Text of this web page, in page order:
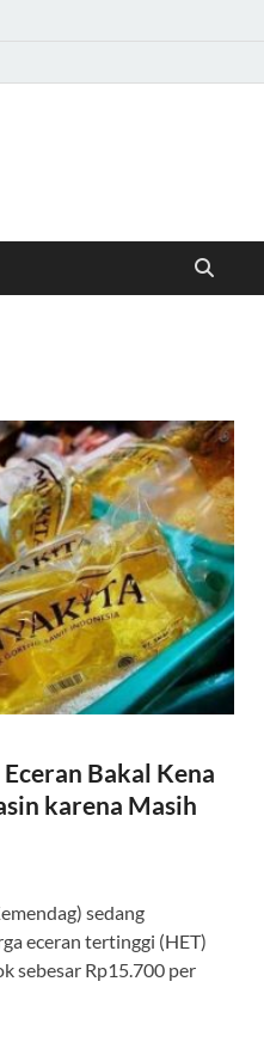
Bakal Kena
karena Masih
sedang
eceran tertinggi (HET)
sebesar Rp15.700 per